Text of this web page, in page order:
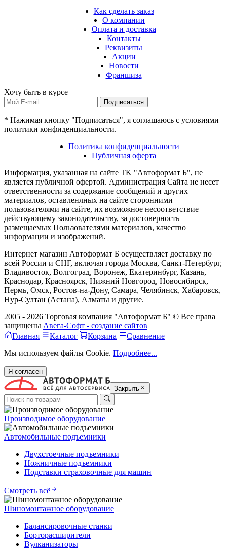
Как сделать заказ
О компании
Оплата и доставка
Контакты
Реквизиты
Акции
Новости
Франшиза
Хочу быть в курсе
Подписаться
* Нажимая кнопку "Подписаться", я соглашаюсь с условиями
политики конфиденциальности.
Политика конфиденциальности
Публичная оферта
Информация, указанная на сайте TK "Автоформат Б", не
является публичной офертой. Администрация Сайта не несет
ответственности за содержание сообщений и других
материалов, оставленлных на сайте сторонними
пользователями на сайте, их возможное несоответствие
действующему законодательству, за достоверность
размещаемых Пользователями материалов, качество
информации и изображений.
Интернет магазин Автоформат Б осуществляет доставку по
всей России и СНГ, включая города Москва, Санкт-Петербург,
Владивосток, Волгоград, Воронеж, Екатеринбург, Казань,
Краснодар, Красноярск, Нижний Новгород, Новосибирск,
Пермь, Омск, Ростов-на-Дону, Самара, Челябинск, Хабаровск,
Нур-Султан (Астана), Алматы и другие.
2005 - 2026 Торговая компания "Автоформат Б" © Все права
защищены Авега-Софт - создание сайтов
Главная
Каталог Корзина
Сравнение
Мы используем файлы Cookie. Подробнее...
Я согласен
Закрыть
Производимое оборудование
Автомобильные подъемники
Двухстоечные подъемники
Ножничные подъемники
Подставки страховочные для машин
Смотреть всё
Шиномонтажное оборудование
Балансировочные станки
Борторасширители
Вулканизаторы